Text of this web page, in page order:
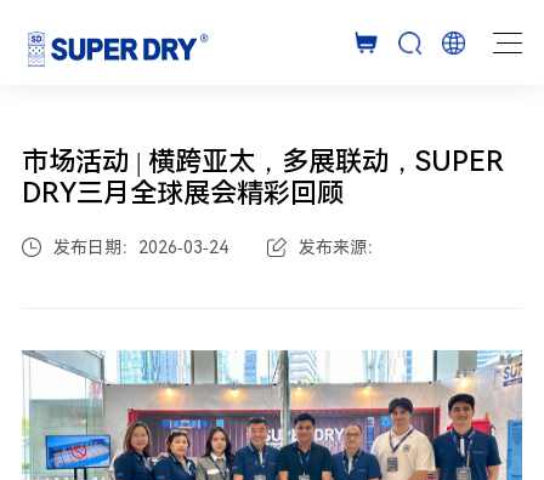
市场活动 | 横跨亚太，多展联动，SUPER
DRY三月全球展会精彩回顾
发布日期：2026-03-24 发布来源：